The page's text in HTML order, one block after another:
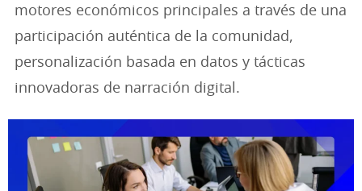
motores económicos principales a través de una
participación auténtica de la comunidad,
personalización basada en datos y tácticas
innovadoras de narración digital.